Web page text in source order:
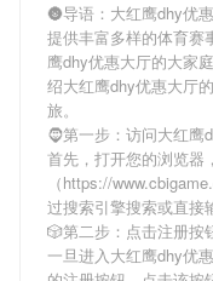
🌚导语： 大红鹰dhy优
提供丰富多样的体育赛
鹰dhy优惠大厅的大家
绍大红鹰dhy优惠大厅
旅。
🧔第一步：访问大红鹰
首先，打开您的浏览器
（https://
过搜索引擎搜索或直接
🎲第二步：点击注册按
一旦进入大红鹰dhy优